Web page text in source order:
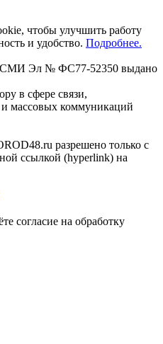
чтобы улучшить работу
и удобство. Подробнее.
СМИ Эл № ФС77-52350 выдано
в сфере связи,
массовых коммуникаций
разрешено только с
ссылкой (hyperlink) на
согласие на обработку